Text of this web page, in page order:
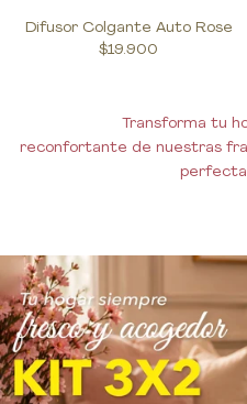
Difusor Colgante Auto Rose
$19.900
Transforma tu
reconfortante de nuestras
perfecta